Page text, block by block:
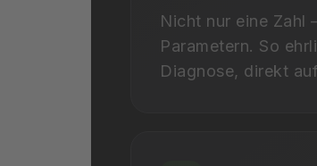
Nicht nur eine Zahl
Parametern. So
Diagnose, direkt